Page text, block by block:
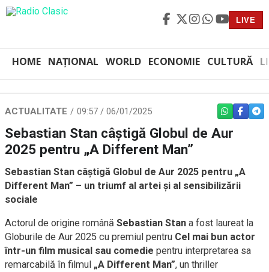
LIVE
HOME NAȚIONAL WORLD ECONOMIE CULTURĂ
ACTUALITATE 09:57 / 06/01/2025 WHATSAPP
Sebastian Stan câștigă Globul de Aur
2025 pentru „A Different Man”
Sebastian Stan câștigă Globul de Aur 2025 pentru „A
Different Man” – un triumf al artei și al sensibilizării
sociale
Actorul de origine română Sebastian Stan a fost laureat la
Globurile de Aur 2025 cu premiul pentru Cel mai bun actor
într-un film musical sau comedie pentru interpretarea sa
remarcabilă în filmul „A Different Man”, un thriller